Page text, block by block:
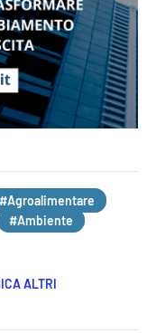
#Agroalimentare
#Ambiente
ALTRI